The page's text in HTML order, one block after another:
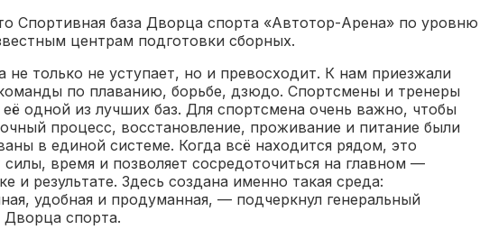
Спортивная база Дворца спорта «Автотор-Арена» по уровню
центрам подготовки сборных.
не только не уступает, но и превосходит. К нам приезжали
по плаванию, борьбе, дзюдо. Спортсмены и тренеры
её одной из лучших баз. Для спортсмена очень важно, чтобы
процесс, восстановление, проживание и питание были
в единой системе. Когда всё находится рядом, это
время и позволяет сосредоточиться на главном —
и результате. Здесь создана именно такая среда:
удобная и продуманная, — подчеркнул генеральный
Дворца спорта.